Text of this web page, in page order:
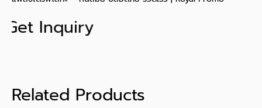
Get Inquiry
Related Products